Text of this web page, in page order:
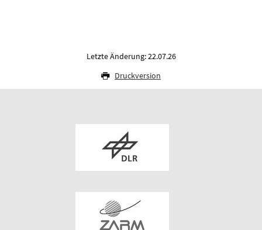
Letzte Änderung: 22.07.26
Druckversion